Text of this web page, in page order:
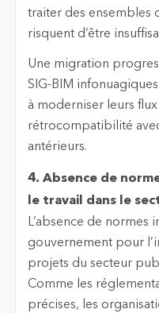
traiter des ensembles
risquent d’être
Une migration
SIG-BIM
à moderniser leurs
rétrocompatibilité
antérieurs.
4. Absence de
le travail dans le
L’absence de normes
gouvernement pour
projets du secteur
Comme les
précises, les